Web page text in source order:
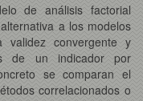
de análisis factorial
a los modelos
validez convergente y
de un indicador por
se comparan el
correlacionados o